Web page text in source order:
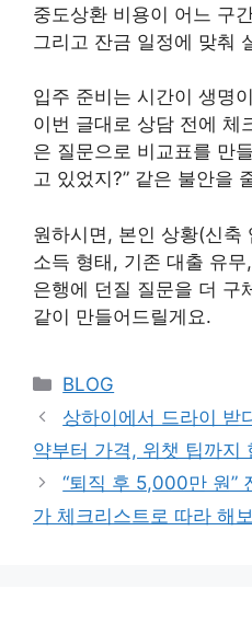
중도상환 비용이 어느 구
그리고 잔금 일정에 맞춰
입주 준비는 시간이 생명
이번 글대로 상담 전에 체
은 질문으로 비교표를 만
고 있었지?” 같은 불안을
원하시면, 본인 상황(신축
소득 형태, 기존 대출 유
은행에 던질 질문을 더 구
같이 만들어드릴게요.
Categories
BLOG
상하이에서 드라이 받
약부터 가격, 위챗 팁까지
“퇴직 후 5,000만 원”
가 체크리스트로 따라 해